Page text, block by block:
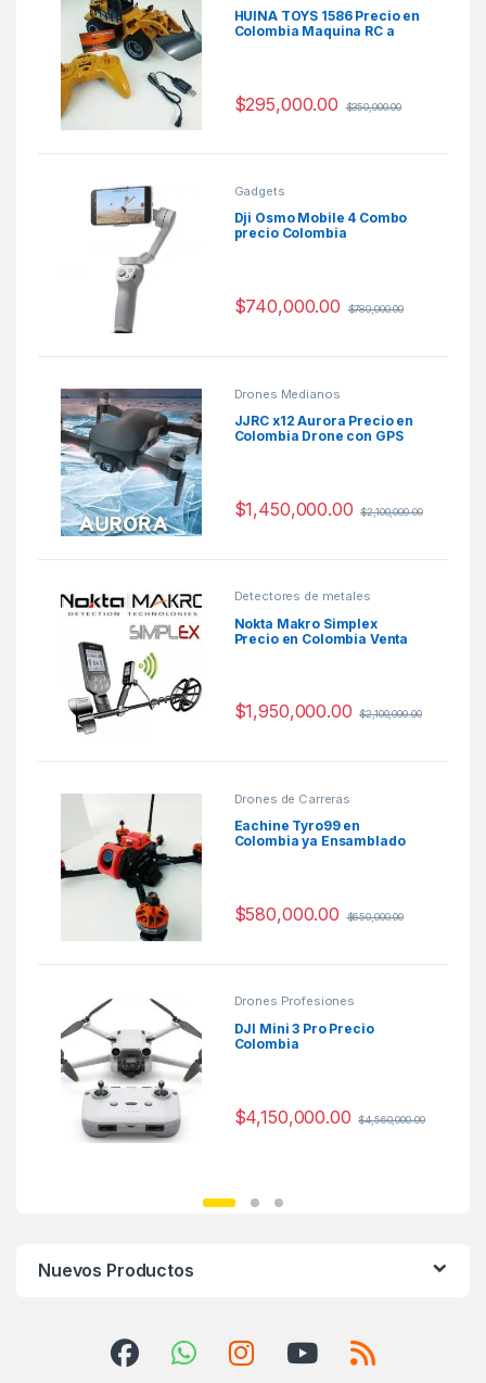
HUINA TOYS 1586 Precio en
Colombia Maquina RC a
$295,000.00 $350,000.00
Gadgets
Dji Osmo Mobile 4 Combo
precio Colombia
$740,000.00 $780,000.00
Drones Medianos
JJRC x12 Aurora Precio en
Colombia Drone con GPS
$1,450,000.00 $2,100,000.00
Detectores de metales
Nokta Makro Simplex
Precio en Colombia Venta
$1,950,000.00 $2,100,000.00
Drones de Carreras
Eachine Tyro99 en
Colombia ya Ensamblado
$580,000.00 $650,000.00
Drones Profesiones
DJI Mini 3 Pro Precio
Colombia
$4,150,000.00 $4,560,000.00
Nuevos Productos